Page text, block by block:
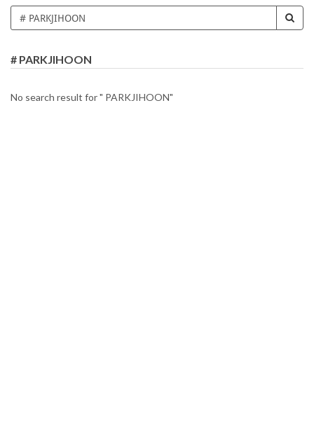
# PARKJIHOON
No search result for " PARKJIHOON"